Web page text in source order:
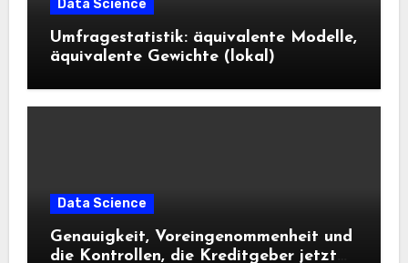
Data Science
Umfragestatistik: äquivalente Modelle,
äquivalente Gewichte (lokal)
Data Science
Genauigkeit, Voreingenommenheit und
die Kontrollen, die Kreditgeber jetzt